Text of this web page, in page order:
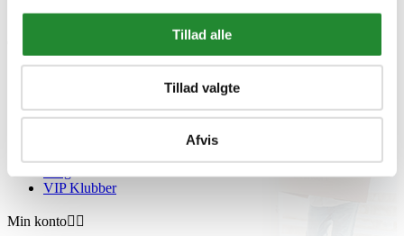
Tillad alle
Tillad valgte
Afvis
Retur paller
Grill Event - Nordens Største
Kontakt os
Showroom
VIP Klubber
Min konto 